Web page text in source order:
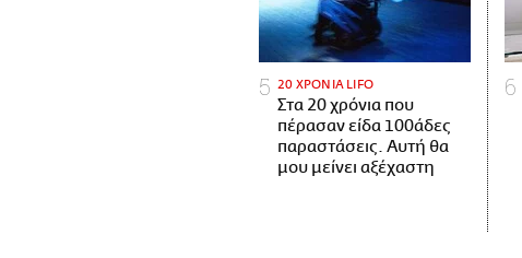
20 ΧΡΟΝΙΑ LIFO
Στα 20 χρόνια που
πέρασαν είδα 100άδες
παραστάσεις. Αυτή θα
μου μείνει αξέχαστη